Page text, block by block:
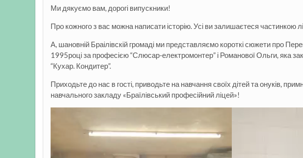
Ми дякуємо вам, дорогі випускники!
Про кожного з вас можна написати історію. Усі ви залишаєтеся частинкою
А, шановній Браілівскій громаді ми представляємо короткі сюжети про
1995році за професією “Слюсар-електромонтер” і Романової Ольги, яка
“Кухар. Кондитер”.
Приходьте до нас в гості, приводьте на навчання своїх дітей та онуків,
навчального закладу «Браїлівський професійний ліцей»!